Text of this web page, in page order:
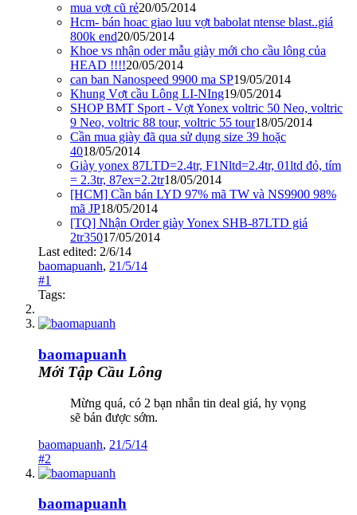
mua vợt cũ rẻ20/05/2014
Hcm- bán hoac giao luu vợt babolat ntense blast..giá
800k end20/05/2014
Khoe vs nhận oder mẫu giày mới cho cầu lông của
HEAD !!!!20/05/2014
can ban Nanospeed 9900 ma SP19/05/2014
Khung Vợt cầu Lông LI-NIng19/05/2014
SHOP BMT Sport - Vợt Yonex voltric 50 Neo, voltric
9 Neo, voltric 88 tour, voltric 55 tour18/05/2014
Cần mua giày đã qua sử dụng size 39 hoặc
4018/05/2014
Giày yonex 87LTD=2.4tr, F1Nltd=2.4tr, 01ltd đỏ, tím
= 2.3tr, 87ex=2.2tr18/05/2014
[HCM] Cần bán LYD 97% mã TW và NS9900 98%
mã JP18/05/2014
[TQ] Nhận Order giày Yonex SHB-87LTD giá
2tr35017/05/2014
Last edited: 2/6/14
baomapuanh, 21/5/14
#1
Tags:
baomapuanh
Mới Tập Cầu Lông
Mừng quá, có 2 bạn nhắn tin deal giá, hy vọng
sẽ bán được sớm.
baomapuanh, 21/5/14
#2
baomapuanh